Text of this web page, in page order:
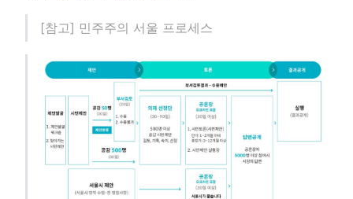
[참고] 민주주의 서울 프로세스